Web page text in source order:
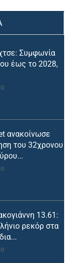
Συμφωνία
έως το 2028,
ανακοίνωσε
του 32χρονου
13.61:
ρεκόρ στα